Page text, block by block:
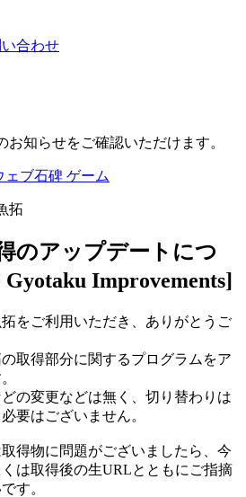
合わせ
お知らせをご確認いただけます。
ェブ石碑 ゲーム
拓
のアップデートにつ
Improvements]
をご利用いただき、ありがとうご
取得部分に関するプログラムをア
の変更などは無く、切り替わりは
要はございません。
得物に問題がございましたら、今
は取得後の生URLとともにご指摘
す。